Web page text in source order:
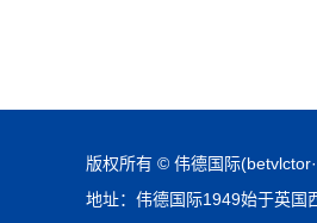
版权所有 © 伟德国际
地址：伟德国际1949始于英国